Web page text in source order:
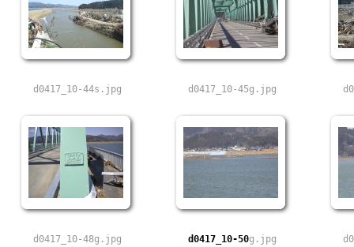
d0417_10-44s.jpg d0417_10-45g.jpg
d0417_10-48g.jpg d0417_10-50g.jpg